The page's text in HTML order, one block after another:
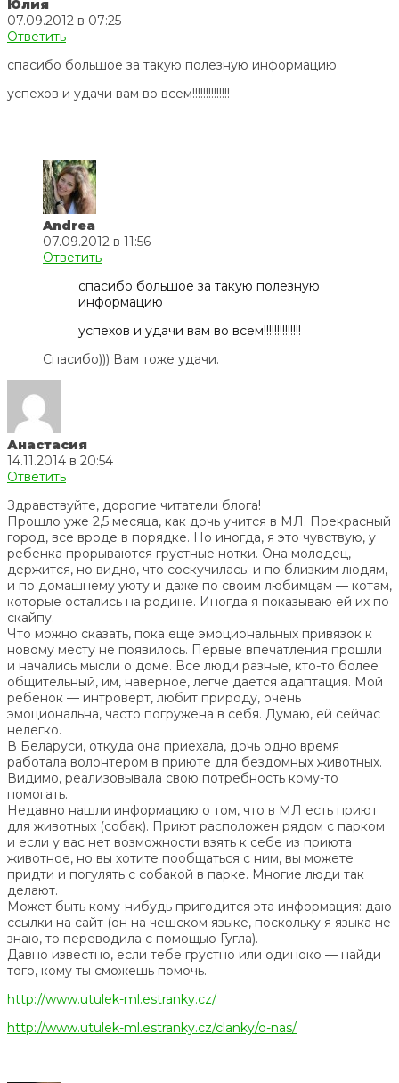
Юлия
07.09.2012 в 07:25
Ответить
спасибо большое за такую полезную информацию
успехов и удачи вам во всем!!!!!!!!!!!!!!
Andrea
07.09.2012 в 11:56
Ответить
спасибо большое за такую полезную
информацию
успехов и удачи вам во всем!!!!!!!!!!!!!!
Спасибо))) Вам тоже удачи.
Анастасия
14.11.2014 в 20:54
Ответить
Здравствуйте, дорогие читатели блога!
Прошло уже 2,5 месяца, как дочь учится в МЛ. Прекрасный
город, все вроде в порядке. Но иногда, я это чувствую, у
ребенка прорываются грустные нотки. Она молодец,
держится, но видно, что соскучилась: и по близким людям,
и по домашнему уюту и даже по своим любимцам — котам,
которые остались на родине. Иногда я показываю ей их по
скайпу.
Что можно сказать, пока еще эмоциональных привязок к
новому месту не появилось. Первые впечатления прошли
и начались мысли о доме. Все люди разные, кто-то более
общительный, им, наверное, легче дается адаптация. Мой
ребенок — интроверт, любит природу, очень
эмоциональна, часто погружена в себя. Думаю, ей сейчас
нелегко.
В Беларуси, откуда она приехала, дочь одно время
работала волонтером в приюте для бездомных животных.
Видимо, реализовывала свою потребность кому-то
помогать.
Недавно нашли информацию о том, что в МЛ есть приют
для животных (собак). Приют расположен рядом с парком
и если у вас нет возможности взять к себе из приюта
животное, но вы хотите пообщаться с ним, вы можете
придти и погулять с собакой в парке. Многие люди так
делают.
Может быть кому-нибудь пригодится эта информация: даю
ссылки на сайт (он на чешском языке, поскольку я языка не
знаю, то переводила с помощью Гугла).
Давно известно, если тебе грустно или одиноко — найди
того, кому ты сможешь помочь.
http://www.utulek-ml.estranky.cz/
http://www.utulek-ml.estranky.cz/clanky/o-nas/